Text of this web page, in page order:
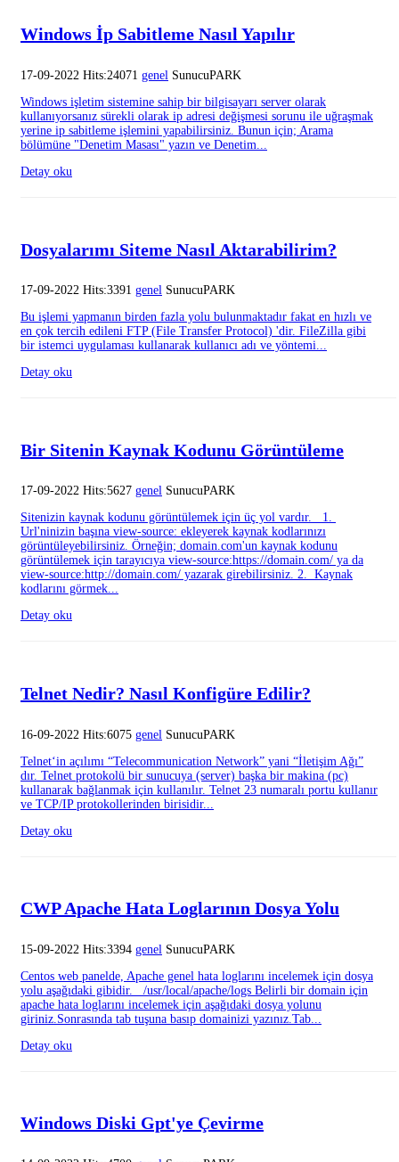
Windows İp Sabitleme Nasıl Yapılır
17-09-2022 Hits:24071 genel SunucuPARK
Windows işletim sistemine sahip bir bilgisayarı server olarak
kullanıyorsanız sürekli olarak ip adresi değişmesi sorunu ile uğraşmak
yerine ip sabitleme işlemini yapabilirsiniz. Bunun için; Arama
bölümüne "Denetim Masası" yazın ve Denetim...
Detay oku
Dosyalarımı Siteme Nasıl Aktarabilirim?
17-09-2022 Hits:3391 genel SunucuPARK
Bu işlemi yapmanın birden fazla yolu bulunmaktadır fakat en hızlı ve
en çok tercih edileni FTP (File Transfer Protocol) 'dir. FileZilla gibi
bir istemci uygulaması kullanarak kullanıcı adı ve yöntemi...
Detay oku
Bir Sitenin Kaynak Kodunu Görüntüleme
17-09-2022 Hits:5627 genel SunucuPARK
Sitenizin kaynak kodunu görüntülemek için üç yol vardır. 1.
Url'ninizin başına view-source: ekleyerek kaynak kodlarınızı
görüntüleyebilirsiniz. Örneğin; domain.com'un kaynak kodunu
görüntülemek için tarayıcıya view-source:https://domain.com/ ya da
view-source:http://domain.com/ yazarak girebilirsiniz. 2. Kaynak
kodlarını görmek...
Detay oku
Telnet Nedir? Nasıl Konfigüre Edilir?
16-09-2022 Hits:6075 genel SunucuPARK
Telnet‘in açılımı “Telecommunication Network” yani “İletişim Ağı”
dır. Telnet protokolü bir sunucuya (server) başka bir makina (pc)
kullanarak bağlanmak için kullanılır. Telnet 23 numaralı portu kullanır
ve TCP/IP protokollerinden birisidir...
Detay oku
CWP Apache Hata Loglarının Dosya Yolu
15-09-2022 Hits:3394 genel SunucuPARK
Centos web panelde, Apache genel hata loglarını incelemek için dosya
yolu aşağıdaki gibidir. /usr/local/apache/logs Belirli bir domain için
apache hata loglarını incelemek için aşağıdaki dosya yolunu
giriniz.Sonrasında tab tuşuna basıp domainizi yazınız.Tab...
Detay oku
Windows Diski Gpt'ye Çevirme